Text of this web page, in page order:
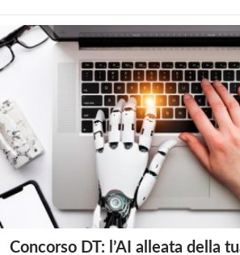
Concorso DT: l’AI alleata della